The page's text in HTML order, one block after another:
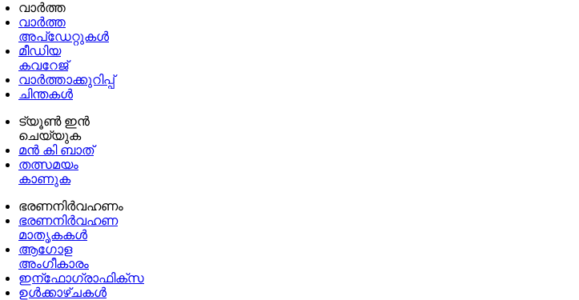
വാർത്ത
വാർത്ത
അപ്ഡേറ്റുകൾ
മീഡിയ
കവറേജ്
വാർത്താക്കുറിപ്പ്
ചിന്തകൾ
ട്യൂൺ ഇൻ
ചെയ്യുക
മൻ കി ബാത്
തത്സമയം
കാണുക
ഭരണനിര്‍വഹണം
ഭരണനിര്‍വഹണ
മാതൃകകൾ
ആഗോള
അംഗീകാരം
ഇന്ഫോഗ്രാഫിക്സ
ഉള്‍ക്കാഴ്‌ചകൾ